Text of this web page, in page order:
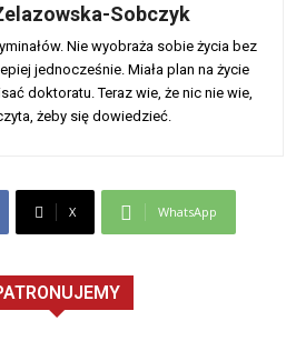
Sobczyk
Nie wyobraża sobie życia bez
jednocześnie. Miała plan na życie
doktoratu. Teraz wie, że nic nie wie,
żeby się dowiedzieć.
X WhatsApp